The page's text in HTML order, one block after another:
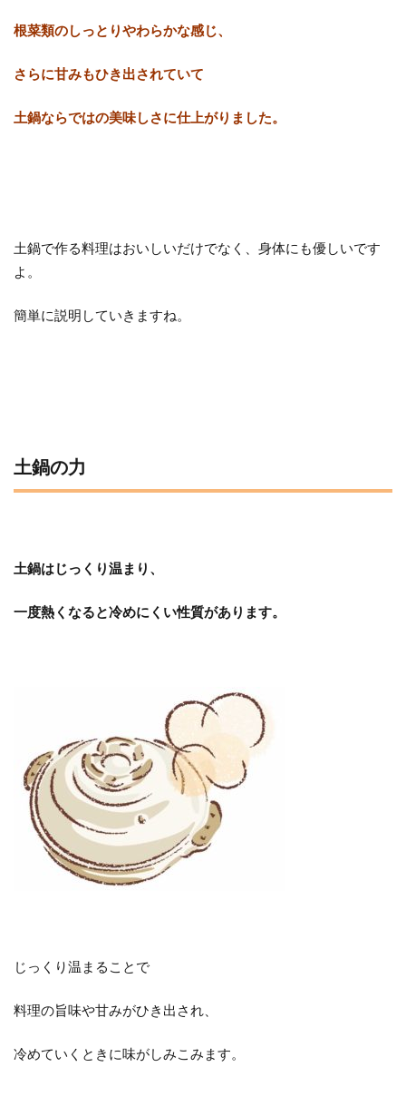
根菜類のしっとりやわらかな感じ、
さらに甘みもひき出されていて
土鍋ならではの美味しさに仕上がりました。
土鍋で作る料理はおいしいだけでなく、身体にも優しいです
よ。
簡単に説明していきますね。
土鍋の力
土鍋はじっくり温まり、
一度熱くなると冷めにくい性質があります。
じっくり温まることで
料理の旨味や甘みがひき出され、
冷めていくときに味がしみこみます。